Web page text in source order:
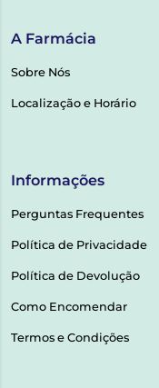
A Farmácia
Sobre Nós
Localização e Horário
Informações
Perguntas Frequentes
Política de Privacidade
Política de Devolução
Como Encomendar
Termos e Condições